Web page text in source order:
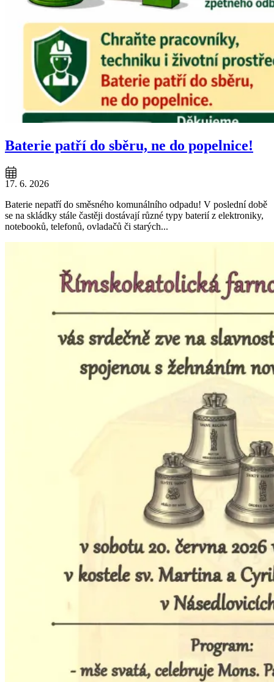
Baterie patří do sběru, ne do popelnice!
17. 6. 2026
Baterie nepatří do směsného komunálního odpadu! V poslední době
se na skládky stále častěji dostávají různé typy baterií z elektroniky,
notebooků, telefonů, ovladačů či starých...